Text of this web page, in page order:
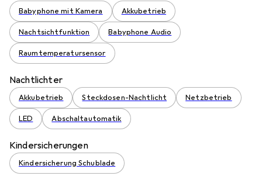
Babyphone mit Kamera Akkubetrieb
Nachtsichtfunktion Babyphone Audio
Raumtemperatursensor
Nachtlichter
Akkubetrieb Steckdosen-Nachtlicht Netzbetrieb
LED Abschaltautomatik
Kindersicherungen
Kindersicherung Schublade